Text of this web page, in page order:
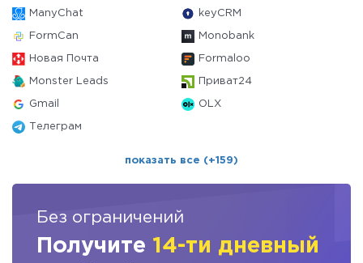
ManyChat keyCRM
FormCan Monobank
Новая Почта Formaloo
Monster Leads Приват24
Gmail OLX
Телеграм
показать все (+159)
Без ограничений
Получите 14-ти дневный